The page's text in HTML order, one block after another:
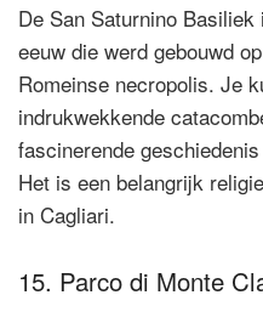
De San Saturnino
eeuw die werd gebouwd
Romeinse necropolis. Je
indrukwekkende
fascinerende
Het is een belangrijk
in Cagliari.
15. Parco di Monte